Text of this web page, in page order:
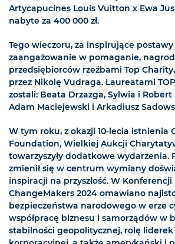
Artycapucines Louis Vuitton x Ewa
nabyte za 400 000 zł.
Tego wieczoru, za inspirujące
zaangażowanie w pomaganie,
przedsiębiorców rzeźbami Top
przez Nikolę Vudraga. Laureatami
zostali: Beata Drzazga, Sylwia i
Adam Maciejewski i Arkadiusz
W tym roku, z okazji 10-lecia istnienia
Foundation, Wielkiej Aukcji
towarzyszyły dodatkowe wydarzenia.
zmienił się w centrum wymiany
inspiracji na przyszłość. W
ChangeMakers 2024 omawiano
bezpieczeństwa narodowego w erze
współpracę biznesu i samorządów w
stabilności geopolitycznej, rolę